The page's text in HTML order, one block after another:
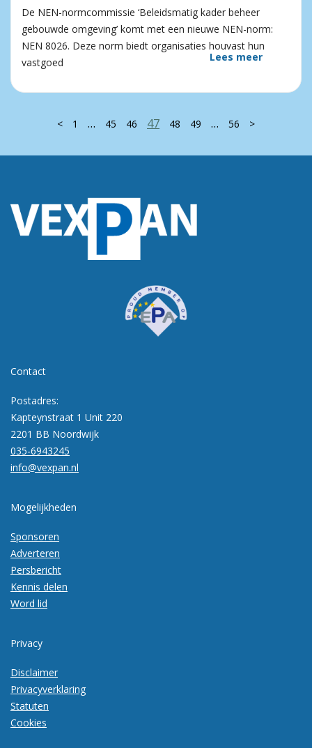
De NEN-normcommissie ‘Beleidsmatig kader beheer
gebouwde omgeving’ komt met een nieuwe NEN-norm:
NEN 8026. Deze norm biedt organisaties houvast hun
vastgoed
Lees meer
< 1 … 45 46 47 48 49 … 56 >
Contact
Postadres:
Kapteynstraat 1 Unit 220
2201 BB Noordwijk
035-6943245
info@vexpan.nl
Mogelijkheden
Sponsoren
Adverteren
Persbericht
Kennis delen
Word lid
Privacy
Disclaimer
Privacyverklaring
Statuten
Cookies